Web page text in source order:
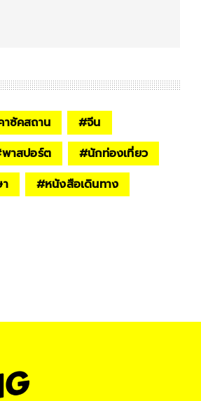
าซัคสถาน #จีน
พาสปอร์ต #นักท่องเที่ยว
#หนังสือเดินทาง